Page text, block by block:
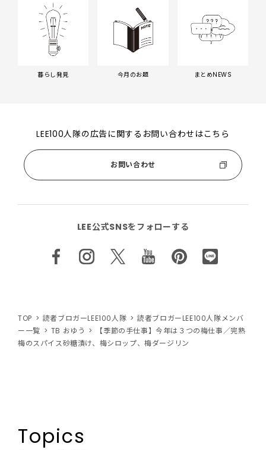
暮らし発見 今月のお題 まとめNEWS
LEE100人隊の広告に関するお問い合わせはこちら
お問い合わせ
LEE公式SNSをフォローする
TOP 読者ブロガーLEE100人隊
読者ブロガーLEE100人隊メンバ
ー一覧
TB おゆう
【季節の手仕事】今年は３つの梅仕事／完熟
梅のスパイス砂糖漬け、梅シロップ、梅ダージリン
Topics